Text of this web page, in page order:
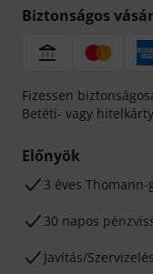
Biztonságos
Fizessen
Betéti- vagy
Előnyök
3 éves Thomann-
30 napos
Javítás/Szervizelés